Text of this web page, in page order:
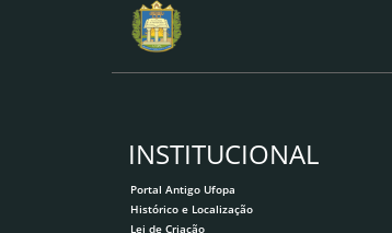
INSTITUCIONAL
Portal Antigo Ufopa
Histórico e Localização
Lei de Criação